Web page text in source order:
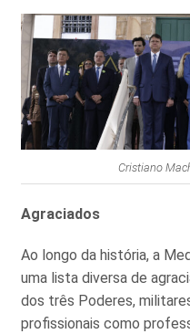
Cristiano
Agraciados
Ao longo da história, a
uma lista diversa de
dos três Poderes,
profissionais como